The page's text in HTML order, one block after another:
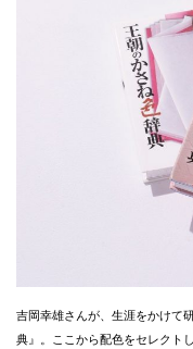
吉岡幸雄さんが、生涯をかけて
典』。ここから配色をセレクト